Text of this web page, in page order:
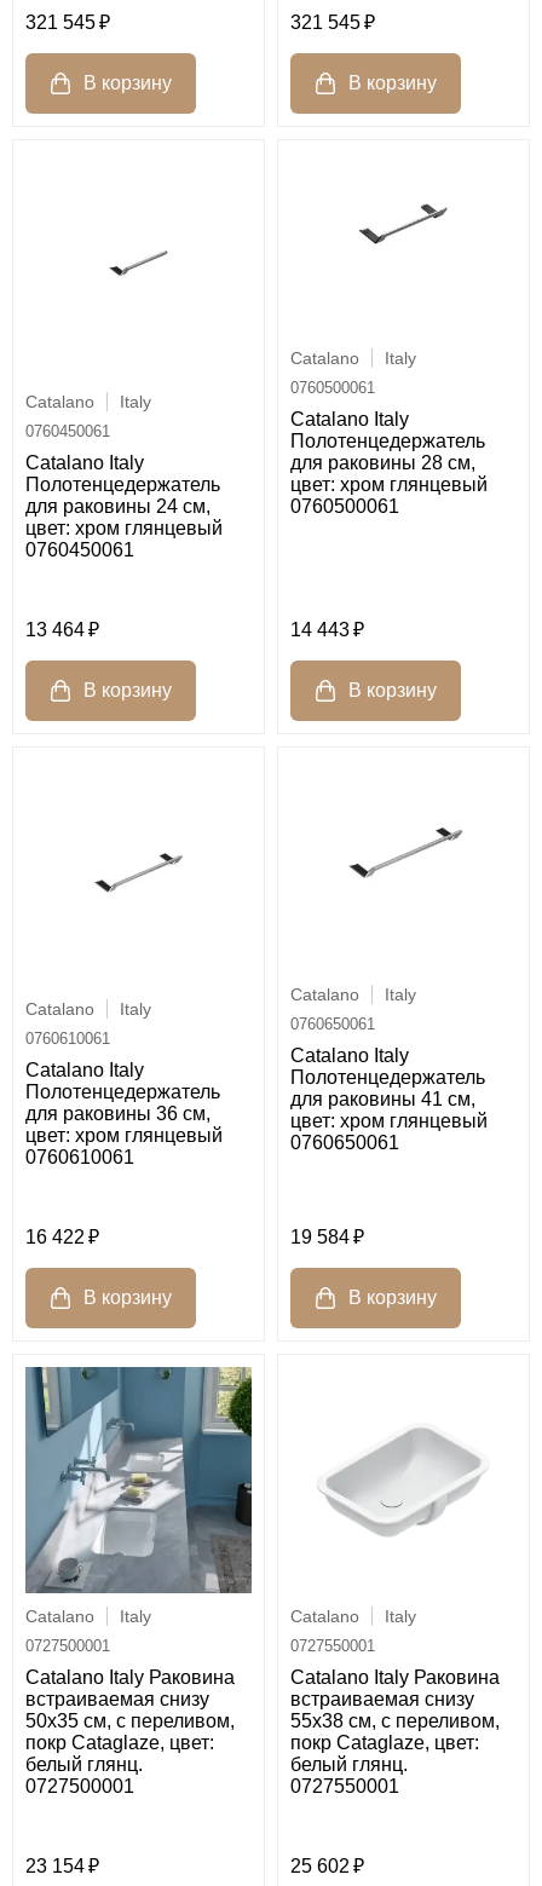
321 545 321 545
Catalano Italy
0760450061
Catalano Italy
Полотенцедержатель
для раковины 24 см,
цвет: хром глянцевый
0760450061
13 464
Catalano Italy
0760500061
Catalano Italy
Полотенцедержатель
для раковины 28 см,
цвет: хром глянцевый
0760500061
14 443
Catalano Italy
0760610061
Catalano Italy
Полотенцедержатель
для раковины 36 см,
цвет: хром глянцевый
0760610061
16 422
Catalano Italy
0760650061
Catalano Italy
Полотенцедержатель
для раковины 41 см,
цвет: хром глянцевый
0760650061
19 584
Catalano Italy
0727500001
Catalano Italy Раковина
встраиваемая снизу
50x35 см, с переливом,
покр Cataglaze, цвет:
белый глянц.
0727500001
23 154
Catalano Italy
0727550001
Catalano Italy Раковина
встраиваемая снизу
55x38 см, с переливом,
покр Cataglaze, цвет:
белый глянц.
0727550001
25 602